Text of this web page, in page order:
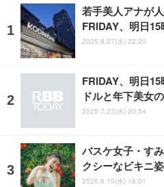
若手美人アナが
FRIDAY、明日
2025.8.27(水) 22:20
FRIDAY、明日
ドルと年下美女
2025.7.23(水) 20:54
バスケ女子・す
クシーなビキニ
2026.6.10(水) 18:01